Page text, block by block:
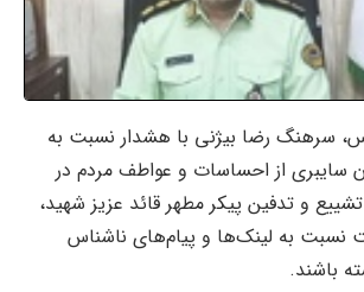
سرهنگ رضا بیژنی با هشدار نسبت به
سایبری از احساسات و عواطف مردم در
تشییع و تدفین پیکر مطهر قائد عزیز شهید،
نسبت به لینک‌ها و پیام‌های ناشناس
باشند.